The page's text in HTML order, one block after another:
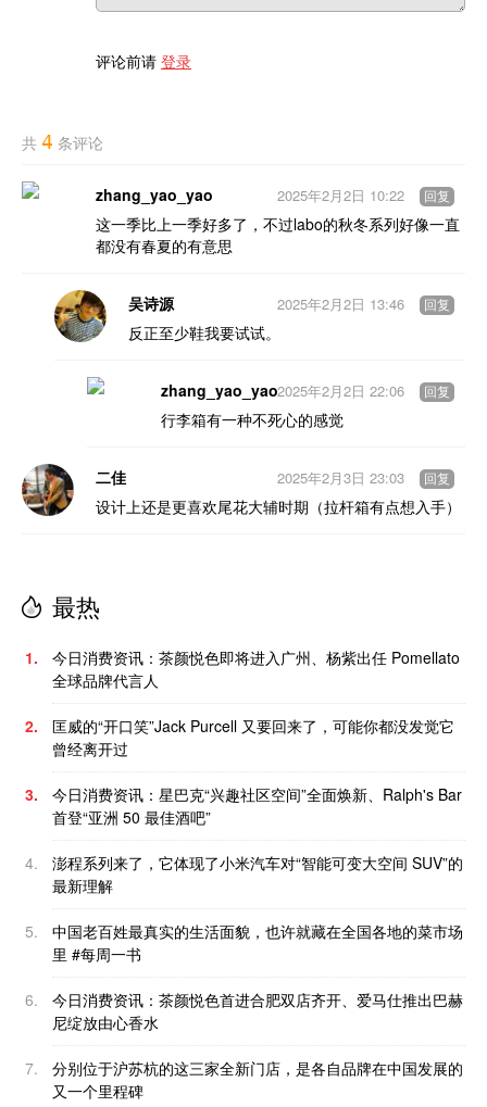
评论前请 登录
共 4 条评论
zhang_yao_yao
这一季比上一季好多了，不过labo的秋冬系列好像一直
都没有春夏的有意思
2025年2月2日 10:22 回复
吴诗源
反正至少鞋我要试试。
2025年2月2日 13:46 回复
zhang_yao_yao
行李箱有一种不死心的感觉
2025年2月2日 22:06 回复
二佳
设计上还是更喜欢尾花大辅时期（拉杆箱有点想入手）
2025年2月3日 23:03 回复
最热
1.
今日消费资讯：茶颜悦色即将进入广州、杨紫出任 Pomellato
全球品牌代言人
2.
匡威的“开口笑”Jack Purcell 又要回来了，可能你都没发觉它
曾经离开过
3.
今日消费资讯：星巴克“兴趣社区空间”全面焕新、Ralph's Bar
首登“亚洲 50 最佳酒吧”
4.
澎程系列来了，它体现了小米汽车对“智能可变大空间 SUV”的
最新理解
5.
中国老百姓最真实的生活面貌，也许就藏在全国各地的菜市场
里 #每周一书
6.
今日消费资讯：茶颜悦色首进合肥双店齐开、爱马仕推出巴赫
尼绽放由心香水
7.
分别位于沪苏杭的这三家全新门店，是各自品牌在中国发展的
又一个里程碑